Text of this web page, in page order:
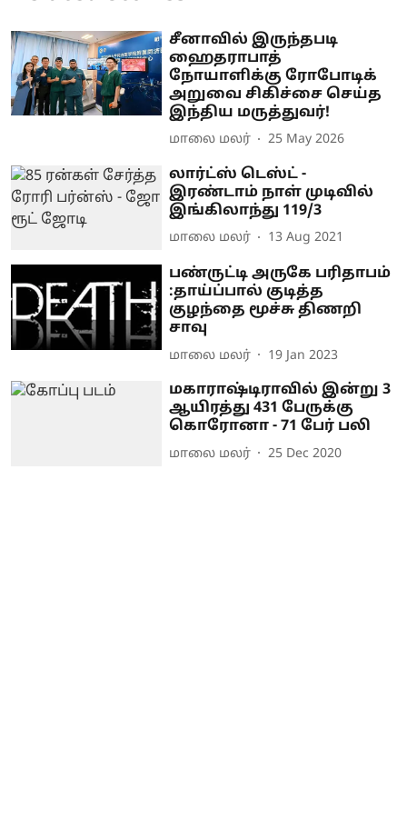
சீனாவில் இருந்தபடி
ஹைதராபாத்
நோயாளிக்கு ரோபோடிக்
அறுவை சிகிச்சை செய்த
இந்திய மருத்துவர்!
மாலை மலர் 25 May 2026
லார்ட்ஸ் டெஸ்ட் -
இரண்டாம் நாள் முடிவில்
இங்கிலாந்து 119/3
மாலை மலர் 13 Aug 2021
பண்ருட்டி அருகே பரிதாபம்
:தாய்ப்பால் குடித்த
குழந்தை மூச்சு திணறி
சாவு
மாலை மலர் 19 Jan 2023
மகாராஷ்டிராவில் இன்று 3
ஆயிரத்து 431 பேருக்கு
கொரோனா - 71 பேர் பலி
மாலை மலர் 25 Dec 2020